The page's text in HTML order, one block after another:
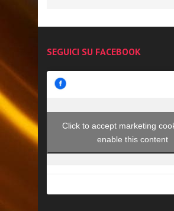
SEGUICI SU FACEBOOK
Click to accept marketing
enable this content